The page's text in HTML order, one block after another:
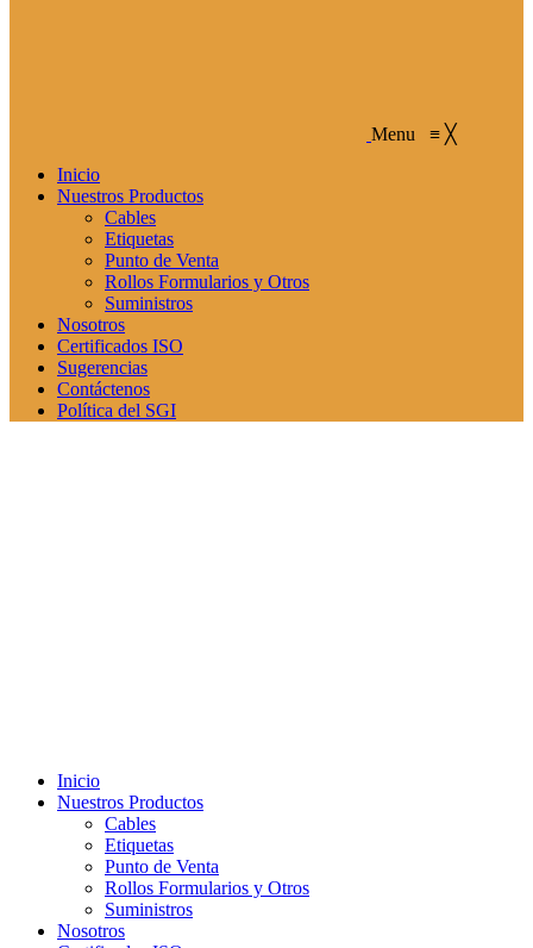
Menu ≡ ╳
Inicio
Nuestros Productos
Cables
Etiquetas
Punto de Venta
Rollos Formularios y Otros
Suministros
Nosotros
Certificados ISO
Sugerencias
Contáctenos
Política del SGI
Inicio
Nuestros Productos
Cables
Etiquetas
Punto de Venta
Rollos Formularios y Otros
Suministros
Nosotros